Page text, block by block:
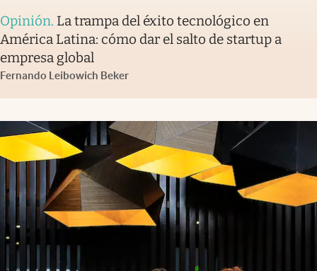
Opinión. La trampa del éxito tecnológico en
América Latina: cómo dar el salto de startup a
empresa global
Fernando Leibowich Beker